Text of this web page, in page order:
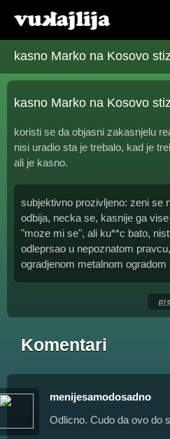
kasno Marko na Kosovo
kasno Marko na Kosovo
koristi se da objasni zakasnjelu
nisi uradio sta je trebalo, kad je
ali je kasno.
subjektivno prozivljeno: zeni se
odbija, necka se, kasnije ga
"moze mi se", ali ku**c bato,
odleprsao u nepoznatom
ogradjenom metalnom
Komentari
menijesamodosadno
Odlicno. Cudo da ovo do